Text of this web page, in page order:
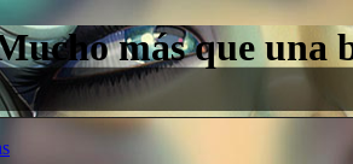
más que una